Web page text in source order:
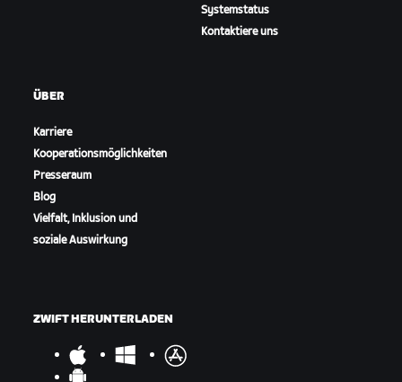
Systemstatus
Kontaktiere uns
ÜBER
Karriere
Kooperationsmöglichkeiten
Presseraum
Blog
Vielfalt, Inklusion und
soziale Auswirkung
ZWIFT HERUNTERLADEN